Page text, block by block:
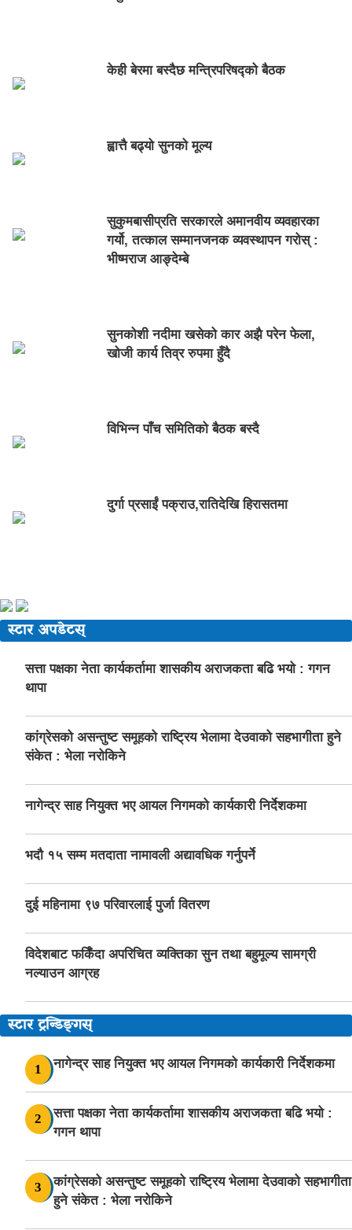
केही बेरमा बस्दैछ मन्त्रिपरिषद्को बैठक
ह्वात्तै बढ्यो सुनको मूल्य
सुकुमबासीप्रति सरकारले अमानवीय व्यवहारका
गर्यो, तत्काल सम्मानजनक व्यवस्थापन गरोस् :
भीष्मराज आङ्देम्बे
सुनकोशी नदीमा खसेको कार अझै परेन फेला,
खोजी कार्य तिव्र रुपमा हुँदै
विभिन्न पाँच समितिको बैठक बस्दै
दुर्गा प्रसाईं पक्राउ,रातिदेखि हिरासतमा
स्टार अपडेटस्
सत्ता पक्षका नेता कार्यकर्तामा शासकीय अराजकता बढि भयो : गगन
थापा
कांग्रेसको असन्तुष्ट समूहको राष्ट्रिय भेलामा देउवाको सहभागीता हुने
संकेत : भेला नरोकिने
नागेन्द्र साह नियुक्त भए आयल निगमको कार्यकारी निर्देशकमा
भदौ १५ सम्म मतदाता नामावली अद्यावधिक गर्नुपर्ने
दुई महिनामा ९७ परिवारलाई पुर्जा वितरण
विदेशबाट फर्किँदा अपरिचित व्यक्तिका सुन तथा बहुमूल्य सामग्री
नल्याउन आग्रह
स्टार ट्रन्डिङ्गस्
1 नागेन्द्र साह नियुक्त भए आयल निगमको कार्यकारी निर्देशकमा
2
सत्ता पक्षका नेता कार्यकर्तामा शासकीय अराजकता बढि भयो :
गगन थापा
3
कांग्रेसको असन्तुष्ट समूहको राष्ट्रिय भेलामा देउवाको सहभागीता
हुने संकेत : भेला नरोकिने